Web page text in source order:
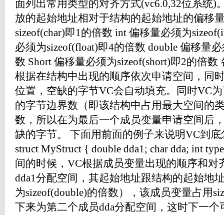
面列出常用类型的对齐方式(vc6.0,32位系统)
放的起始地址相对于结构的起始地址的偏移
sizeof(char)即1的倍数 int 偏移量必须为
必须为sizeof(float)即4的倍数 double 偏移量
数 Short 偏移量必须为sizeof(short)即2的倍
根据在结构中出现的顺序依次申请空间，同
位置，空缺的字节VC会自动填充。同时VC
的字节边界数（即该结构中占用最大空间的
数，所以在为最后一个成员变量申请空间后
缺的字节。 下面用前面的例子来说明VC到
struct MyStruct { double dda1; char dda; int
间的时候，VC根据成员变量出现的顺序和对
dda1分配空间，其起始地址跟结构的起始地
为sizeof(double)的倍数），该成员变量占用
下来为第二个成员dda分配空间，这时下一